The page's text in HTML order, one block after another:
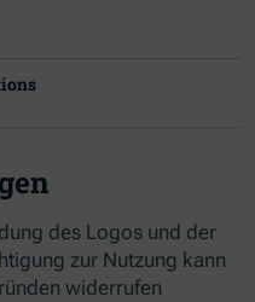
in new window)
(Opens in new window)
des Logos und der
zur Nutzung kann
widerrufen